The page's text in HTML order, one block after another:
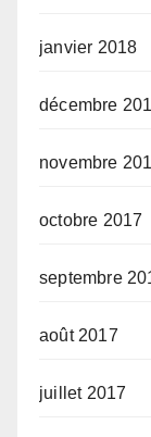
janvier 2018
décembre
novembre
octobre 2017
septembre
août 2017
juillet 2017